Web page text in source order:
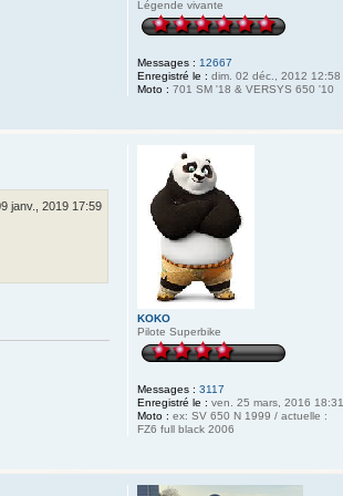
Légende vivante
Messages : 12667
Enregistré le : dim. 02 déc., 2012 12:58
Moto : 701 SM '18 & VERSYS 650 '10
KOKO
Pilote Superbike
Messages : 3117
Enregistré le : ven. 25 mars, 2016 18:31
Moto : ex: SV 650 N 1999 / actuelle :
FZ6 full black 2006
janv., 2019 17:59